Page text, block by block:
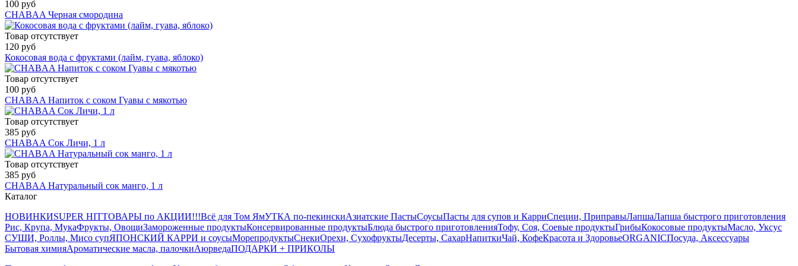
100 руб
CHABAA Черная смородина
Товар отсутствует
120 руб
Кокосовая вода с фруктами (лайм, гуава, яблоко)
Товар отсутствует
100 руб
CHABAA Напиток с соком Гуавы с мякотью
Товар отсутствует
385 руб
CHABAA Сок Личи, 1 л
Товар отсутствует
385 руб
CHABAA Натуральный сок манго, 1 л
Каталог
НОВИНКИSUPER HITТОВАРЫ по АКЦИИ!!!Всё для Том ЯмУТКА по-пекинскиАзиатские ПастыСоусыПасты для супов и КарриСпеции, ПриправыЛапшаЛапша быстрого приготовления
Рис, Крупа, МукаФрукты, ОвощиЗамороженные продуктыКонсервированные продуктыБлюда быстрого приготовленияТофу, Соя, Соевые продуктыГрибыКокосовые продуктыМасло, Уксус
СУШИ, Роллы, Мисо супЯПОНСКИЙ КАРРИ и соусыМорепродуктыСнекиОрехи, СухофруктыДесерты, СахарНапиткиЧай, КофеКрасота и ЗдоровьеORGANICПосуда, Аксессуары
Бытовая химияАроматические масла, палочкиАюрведаПОДАРКИ + ПРИКОЛЫ